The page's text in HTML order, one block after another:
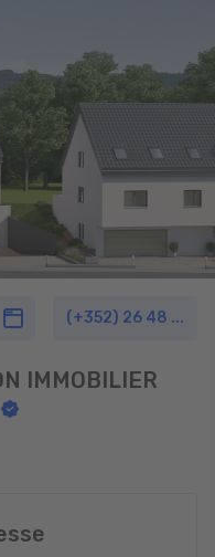
(+352) 26 48 ...
IMMOBILIER